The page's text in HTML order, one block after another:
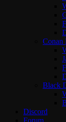
Conan
Black
Discord
Forum